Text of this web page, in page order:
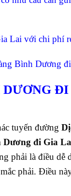
Lai với chi phí
Bình Dương
tuyến đường
Dương đi Gia
phải là điều dễ
phải. Điều